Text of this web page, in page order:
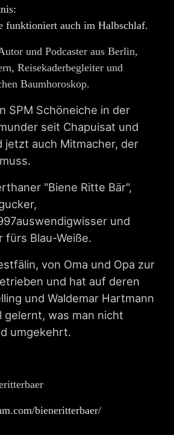
funktioniert auch im Halbschlaf.
und Podcaster aus Berlin,
Reisekaderbegleiter und
Baumhoroskop.
SPM Schöneiche in der
seit Chapuisat und
jetzt auch Mitmacher, der
"Biene Ritte Bär",
und
fürs Blau-Weiße.
von Oma und Opa zur
und hat auf deren
und Waldemar Hartmann
gelernt, was man nicht
umgekehrt.
bieneritterbaer/